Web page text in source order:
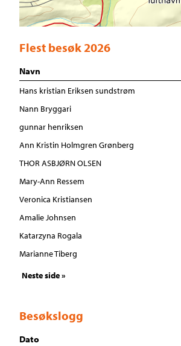
Flest besøk 2026
Navn
Hans kristian Eriksen sundstrøm
Nann Bryggari
gunnar henriksen
Ann Kristin Holmgren Grønberg
THOR ASBJØRN OLSEN
Mary-Ann Ressem
Veronica Kristiansen
Amalie Johnsen
Katarzyna Rogala
Marianne Tiberg
Neste side »
Besøkslogg
Dato